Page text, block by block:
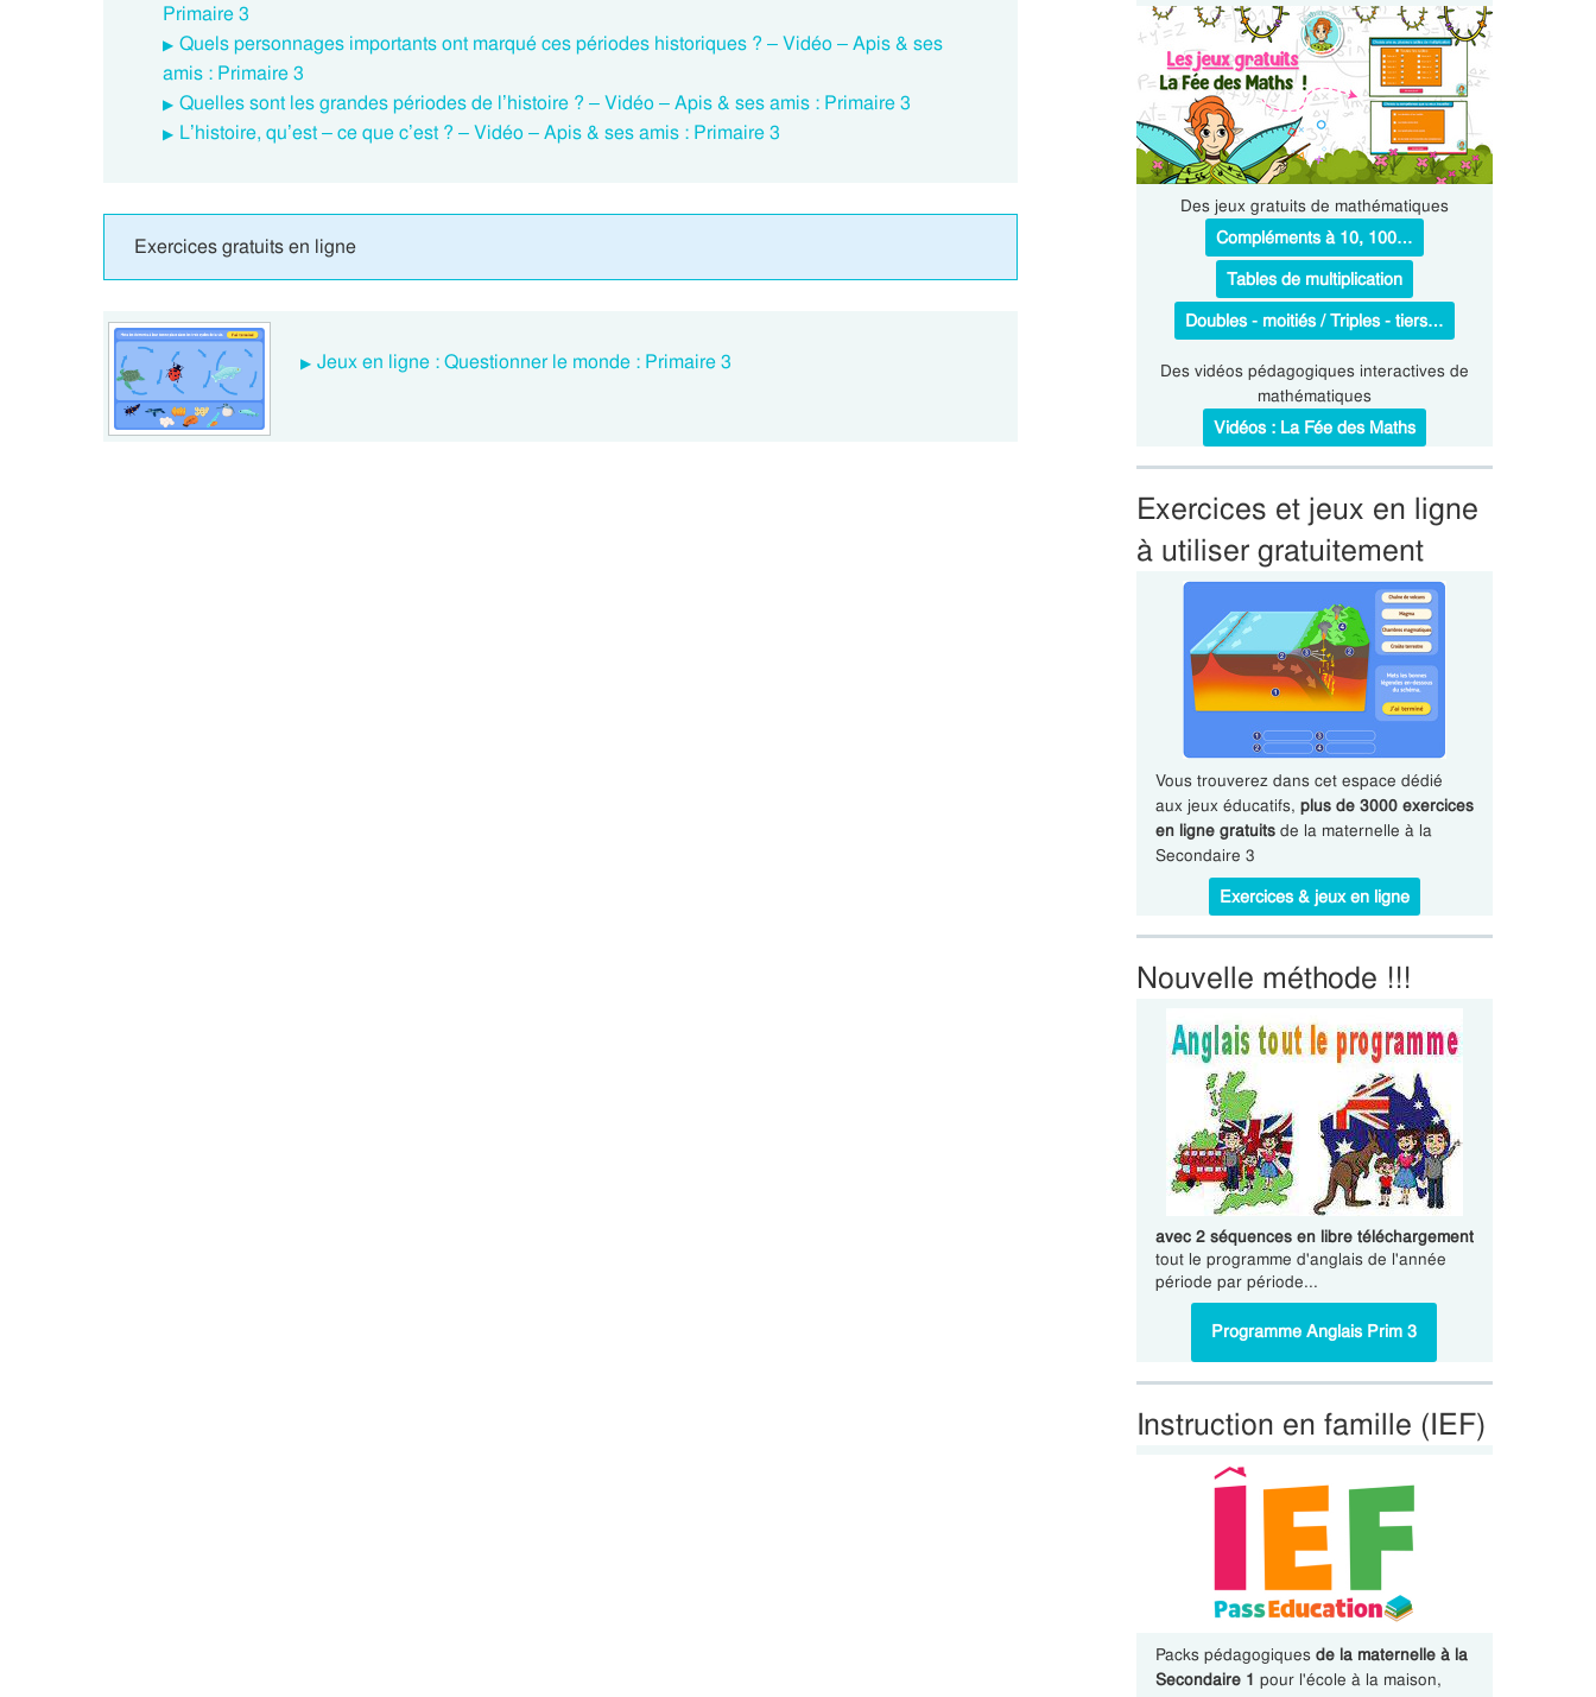
Primaire 3
Quels personnages importants ont marqué ces périodes historiques ? – Vidéo – Apis & ses
amis : Primaire 3
Quelles sont les grandes périodes de l’histoire ? – Vidéo – Apis & ses amis : Primaire 3
L’histoire, qu’est – ce que c’est ? – Vidéo – Apis & ses amis : Primaire 3
Exercices gratuits en ligne
Jeux en ligne : Questionner le monde : Primaire 3
Des jeux gratuits de mathématiques
Compléments à 10, 100…
Tables de multiplication
Doubles - moitiés / Triples - tiers…
Des vidéos pédagogiques interactives de
mathématiques
Vidéos : La Fée des Maths
Exercices et jeux en ligne
à utiliser gratuitement
Vous trouverez dans cet espace dédié
aux jeux éducatifs, plus de 3000 exercices
en ligne gratuitsde la maternelle à la
Secondaire 3
Exercices & jeux en ligne
Nouvelle méthode !!!
avec 2 séquences en libre téléchargement
tout le programme d'anglais de l'année
période par période...
Programme Anglais Prim 3
Instruction en famille (IEF)
Packs pédagogiques de la maternelle à la
Secondaire 1 pour l'école à la maison,